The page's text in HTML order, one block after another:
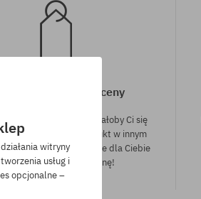
najniższej ceny
ceny, ale jeśli udałoby Ci się
ten sam produkt w innym
niższej cenie - specjalnie dla Ciebie
obniżymy jego cenę!
witryny
usług i
opcjonalne –